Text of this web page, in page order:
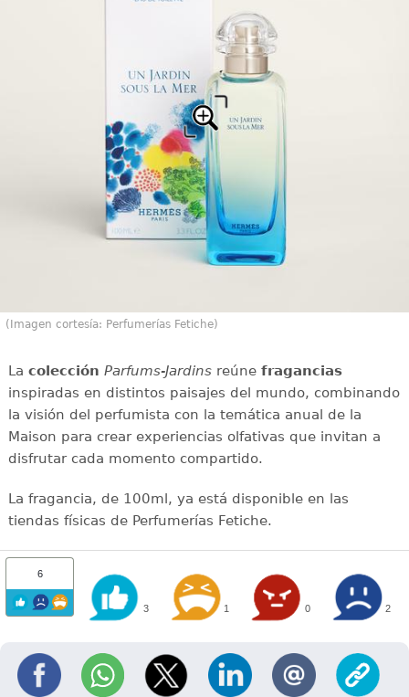
(Imagen cortesía: Perfumerías Fetiche)
La colección Parfums-Jardinsreúne fragancias
inspiradas en distintos paisajes del mundo, combinando
la visión del perfumista con la temática anual de la
Maison para crear experiencias olfativas que invitan a
disfrutar cada momento compartido.
La fragancia, de 100ml, ya está disponible en las
tiendas físicas de Perfumerías Fetiche.
6
3 1 0 2